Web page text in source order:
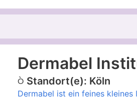
Dermabel
Standort(e): Köln
Dermabel ist ein feines